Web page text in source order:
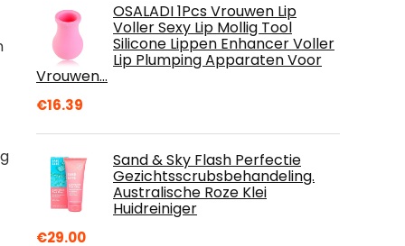
OSALADI 1Pcs Vrouwen Lip
Voller Sexy Lip Mollig Tool
Silicone Lippen Enhancer Voller
Lip Plumping Apparaten Voor
Vrouwen…
€16.39
Sand & Sky Flash Perfectie
Gezichtsscrubsbehandeling.
Australische Roze Klei
Huidreiniger
€29.00